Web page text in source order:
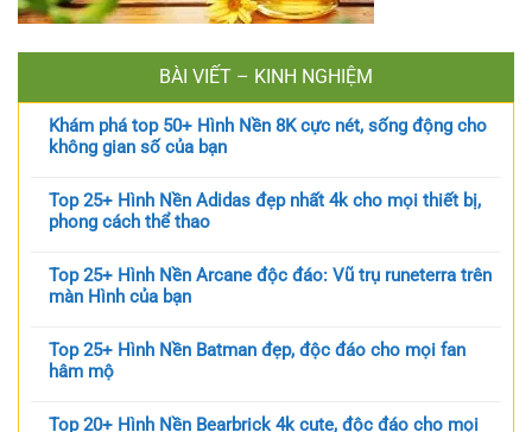
BÀI VIẾT – KINH NGHIỆM
Khám phá top 50+ Hình Nền 8K cực nét, sống động cho
không gian số của bạn
Top 25+ Hình Nền Adidas đẹp nhất 4k cho mọi thiết bị,
phong cách thể thao
Top 25+ Hình Nền Arcane độc đáo: Vũ trụ runeterra trên
màn Hình của bạn
Top 25+ Hình Nền Batman đẹp, độc đáo cho mọi fan
hâm mộ
Top 20+ Hình Nền Bearbrick 4k cute, độc đáo cho mọi